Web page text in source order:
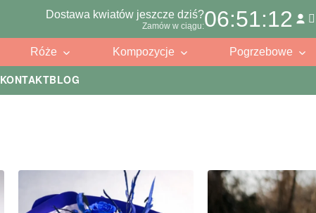
KONTAKTBLOG
Dostawa kwiatów jeszcze dziś?
Zamów w ciągu:06:51:10
Róże Kompozycje Pogrzebowe